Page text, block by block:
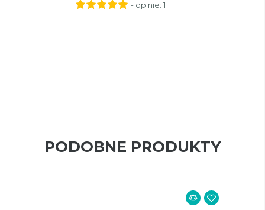
- opinie: 1
PODOBNE PRODUKTY